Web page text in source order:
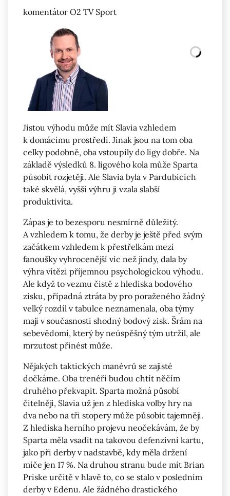
komentátor O2 TV Sport
Jistou výhodu může mít Slavia vzhledem
k domácímu prostředí. Jinak jsou na tom oba
celky podobně, oba vstoupily do ligy dobře. Na
základě výsledků 8. ligového kola může Sparta
působit rozjetěji. Ale Slavia byla v Pardubicích
také skvělá, vyšší výhru ji vzala slabší
produktivita.
Zápas je to bezesporu nesmírně důležitý.
A vzhledem k tomu, že derby je ještě před svým
začátkem vzhledem k přestřelkám mezi
fanoušky vyhrocenější víc než jindy, dala by
výhra vítězi příjemnou psychologickou výhodu.
Ale když to vezmu čistě z hlediska bodového
zisku, případná ztráta by pro poraženého žádný
velký rozdíl v tabulce neznamenala, oba týmy
mají v současnosti shodný bodový zisk. Šrám na
sebevědomí, který by neúspěšný tým utržil, ale
mrzutost přinést může.
Nějakých taktických manévrů se zajisté
dočkáme. Oba trenéři budou chtít něčím
druhého překvapit. Sparta možná působí
čitelněji, Slavia už jen z hlediska volby hry na
dva nebo na tři stopery může působit tajemněji.
Z hlediska herního projevu neočekávám, že by
Sparta měla vsadit na takovou defenzivní kartu,
jako při derby v nadstavbě, kdy měla držení
míče jen 17 %. Na druhou stranu bude mít Brian
Priske určitě v hlavě to, co se stalo v posledním
derby v Edenu. Ale žádného drastického